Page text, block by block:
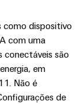
como dispositivo
com uma
conectáveis são
em
Não é
de